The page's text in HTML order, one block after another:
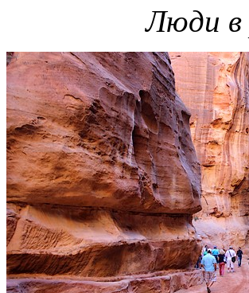
Люди в